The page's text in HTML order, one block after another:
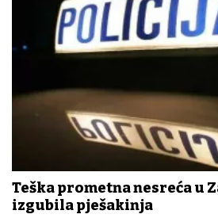
Teška prometna nesreća u
izgubila pješakinja